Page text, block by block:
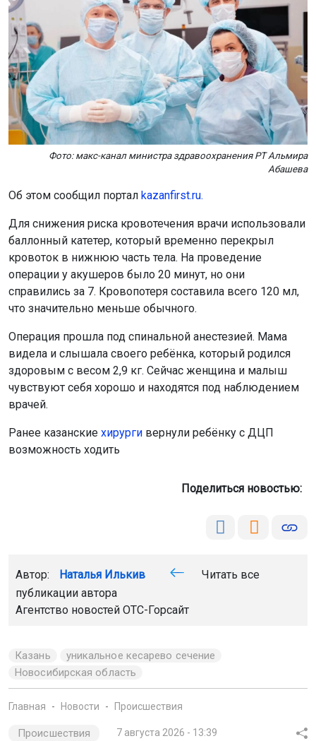
Фото: макс-канал министра здравоохранения РТ Альмира
Абашева
Об этом сообщил портал kazanfirst.ru.
Для снижения риска кровотечения врачи использовали
баллонный катетер, который временно перекрыл
кровоток в нижнюю часть тела. На проведение
операции у акушеров было 20 минут, но они
справились за 7. Кровопотеря составила всего 120 мл,
что значительно меньше обычного.
Операция прошла под спинальной анестезией. Мама
видела и слышала своего ребёнка, который родился
здоровым с весом 2,9 кг. Сейчас женщина и малыш
чувствуют себя хорошо и находятся под наблюдением
врачей.
Ранее казанские хирурги вернули ребёнку с ДЦП
возможность ходить
Поделиться новостью:
Автор: Наталья Илькив
Читать все
публикации автора
Агентство новостей ОТС-Горсайт
Казань
уникальное кесарево сечение
Новосибирская область
Главная Новости Происшествия
Происшествия 7 августа 2026 - 13:39